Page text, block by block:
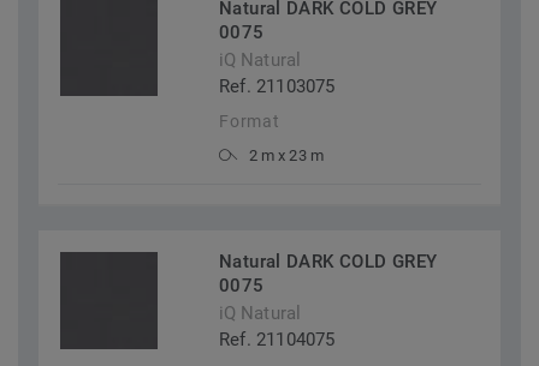
Natural DARK COLD GREY
0075
iQ Natural
Ref. 21103075
Format
2 m x 23 m
Natural DARK COLD GREY
0075
iQ Natural
Ref. 21104075